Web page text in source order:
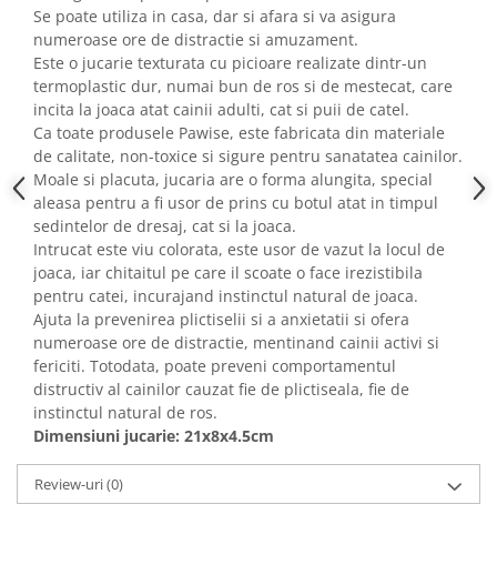
Se poate utiliza in casa, dar si afara si va asigura
numeroase ore de distractie si amuzament.
Este o jucarie texturata cu picioare realizate dintr-un
termoplastic dur, numai bun de ros si de mestecat, care
incita la joaca atat cainii adulti, cat si puii de catel.
Ca toate produsele Pawise, este fabricata din materiale
de calitate, non-toxice si sigure pentru sanatatea cainilor.
Moale si placuta, jucaria are o forma alungita, special
aleasa pentru a fi usor de prins cu botul atat in timpul
sedintelor de dresaj, cat si la joaca.
Intrucat este viu colorata, este usor de vazut la locul de
joaca, iar chitaitul pe care il scoate o face irezistibila
pentru catei, incurajand instinctul natural de joaca.
Ajuta la prevenirea plictiselii si a anxietatii si ofera
numeroase ore de distractie, mentinand cainii activi si
fericiti. Totodata, poate preveni comportamentul
distructiv al cainilor cauzat fie de plictiseala, fie de
instinctul natural de ros.
Dimensiuni jucarie: 21x8x4.5cm
Review-uri(0)